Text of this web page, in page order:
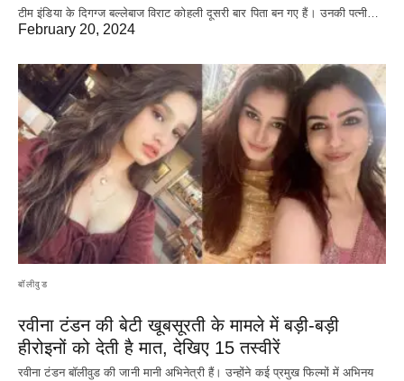
टीम इंडिया के दिगग्ज बल्लेबाज विराट कोहली दूसरी बार पिता बन गए हैं। उनकी पत्नी…
February 20, 2024
बॉलीवुड
रवीना टंडन की बेटी खूबसूरती के मामले में बड़ी-बड़ी
हीरोइनों को देती है मात, देखिए 15 तस्वीरें
रवीना टंडन बॉलीवुड की जानी मानी अभिनेत्री हैं। उन्होंने कई प्रमुख फिल्मों में अभिनय